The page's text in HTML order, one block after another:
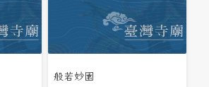
般若妙園